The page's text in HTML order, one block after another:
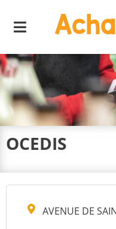
Menu
OCEDIS
AVENUE DE